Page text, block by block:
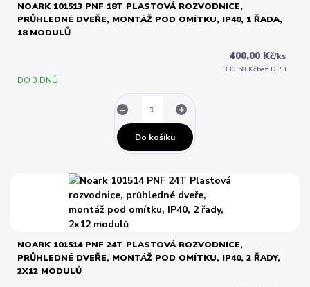
NOARK 101513 PNF 18T PLASTOVÁ ROZVODNICE,
PRŮHLEDNÉ DVEŘE, MONTÁŽ POD OMÍTKU, IP40, 1 ŘADA,
18 MODULŮ
400,00 Kč/ks
330,58 Kčbez DPH
DO 3 DNŮ
Do košíku
NOARK 101514 PNF 24T PLASTOVÁ ROZVODNICE,
PRŮHLEDNÉ DVEŘE, MONTÁŽ POD OMÍTKU, IP40, 2 ŘADY,
2X12 MODULŮ